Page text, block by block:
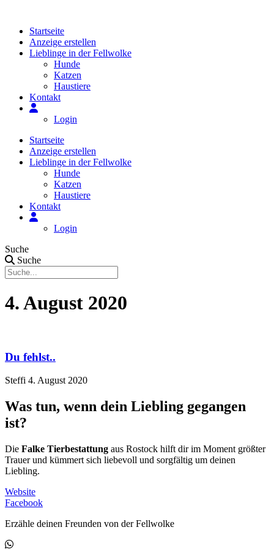
springenStartseite
Anzeige erstellen
Lieblinge in der Fellwolke
Hunde
Katzen
Haustiere
Kontakt
Login
Startseite
Anzeige erstellen
Lieblinge in der Fellwolke
Hunde
Katzen
Haustiere
Kontakt
Login
Suche
Suche
4. August 2020
Du fehlst..
Steffi 4. August 2020
Was tun, wenn dein Liebling gegangen
ist?
Die Falke Tierbestattung aus Rostock hilft dir im Moment größter
Trauer und kümmert sich liebevoll und sorgfältig um deinen
Liebling.
Website
Facebook
Erzähle deinen Freunden von der Fellwolke